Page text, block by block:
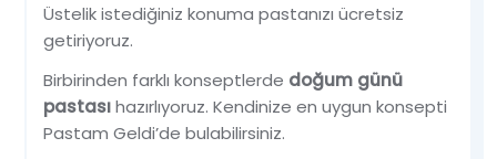
Üstelik istediğiniz konuma pastanızı ücretsiz
getiriyoruz.
Birbirinden farklı konseptlerde doğum günü
pastasıhazırlıyoruz. Kendinize en uygun konsepti
Pastam Geldi’de bulabilirsiniz.